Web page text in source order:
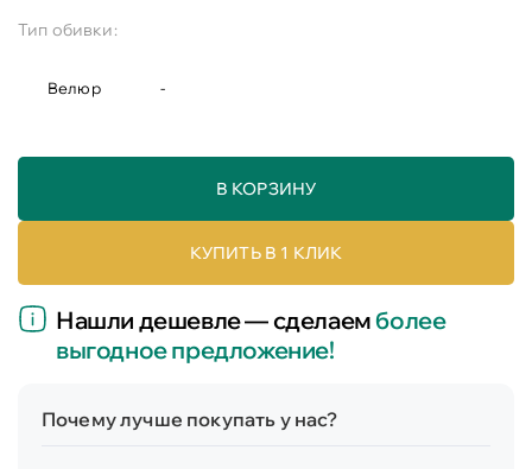
Тип обивки:
Велюр -
В КОРЗИНУ
КУПИТЬ В 1 КЛИК
Нашли дешевле — сделаемболее
выгодное предложение!
Почему лучше покупать у нас?